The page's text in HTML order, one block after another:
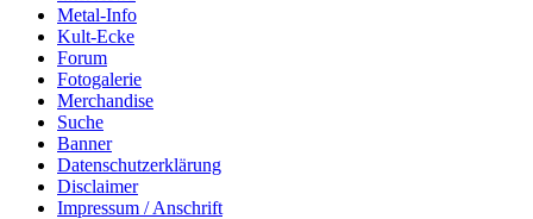
Metal-Info
Kult-Ecke
Forum
Fotogalerie
Merchandise
Suche
Banner
Datenschutzerklärung
Disclaimer
Impressum / Anschrift